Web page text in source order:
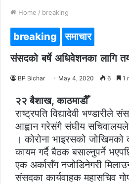
Home / breaking
breaking समाचार
संसदको बर्षे अधिवेशनका लागि
BP Bichar May 4, 2020 6 1
२२ बैशाख, काठमाडौैँ
राष्ट्रपति विद्यादेवी भण्डारीले
आह्वान गरेसंगै संघीय सचिवालयले
। कोरोना भाइरसको जोखिमको
कायम गर्दै बैठक बसाल्नुपर्ने
एक अर्कासँग नजोडिनेगरी
संसदका कार्यवाहक महासचिव